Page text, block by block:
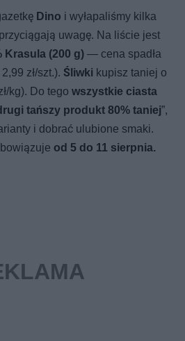
Dino i wyłapaliśmy kilka
uwagę. Na liście jest
Krasula (200 g) — cena spadła
zł/szt.). Śliwki kupisz taniej o
kg). Do tegowszystkie ciasta
tańszy produkt 80% taniej”,
i dobrać ulubione smaki.
od 5 do 11 sierpnia.